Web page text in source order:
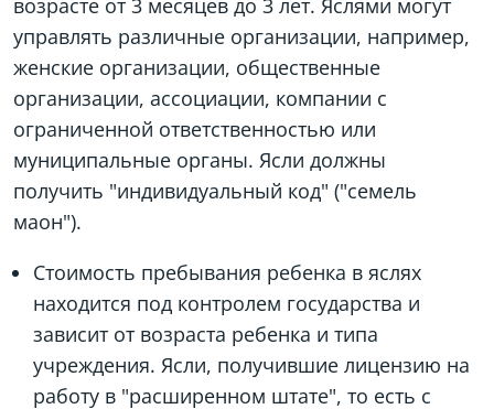
возрасте от 3 месяцев до 3 лет. Яслями могут
управлять различные организации, например,
женские организации, общественные
организации, ассоциации, компании с
ограниченной ответственностью или
муниципальные органы. Ясли должны
получить "индивидуальный код" ("семель
маон").
Стоимость пребывания ребенка в яслях
находится под контролем государства и
зависит от возраста ребенка и типа
учреждения. Ясли, получившие лицензию на
работу в "расширенном штате", то есть с